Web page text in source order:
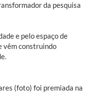
da pesquisa
e pelo espaço de
vêm construindo
(foto) foi premiada na